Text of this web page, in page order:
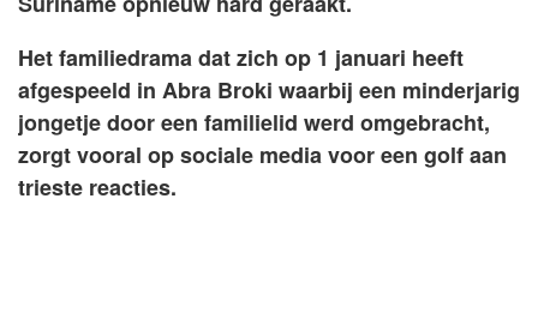
Het familiedrama dat zich op 1 januari heeft
afgespeeld in Abra Broki waarbij een minderjarig
jongetje door een familielid werd omgebracht,
zorgt vooral op sociale media voor een golf aan
trieste reacties.